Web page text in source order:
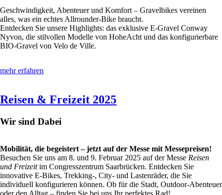
Geschwindigkeit, Abenteuer und Komfort – Gravelbikes vereinen
alles, was ein echtes Allrounder-Bike braucht.
Entdecken Sie unsere Highlights: das exklusive E-Gravel Conway
Nyvon, die stilvollen Modelle von HoheAcht und das konfigurierbare
BIO-Gravel von Velo de Ville.
mehr erfahren
Reisen & Freizeit 2025
Wir sind Dabei
Mobilität, die begeistert – jetzt auf der Messe mit Messepreisen!
Besuchen Sie uns am 8. und 9. Februar 2025 auf der Messe Reisen
und Freizeitim Congresszentrum Saarbrücken. Entdecken Sie
innovative E-Bikes, Trekking-, City- und Lastenräder, die Sie
individuell konfigurieren können. Ob für die Stadt, Outdoor-Abenteuer
oder den Alltag – finden Sie bei uns Ihr perfektes Rad!